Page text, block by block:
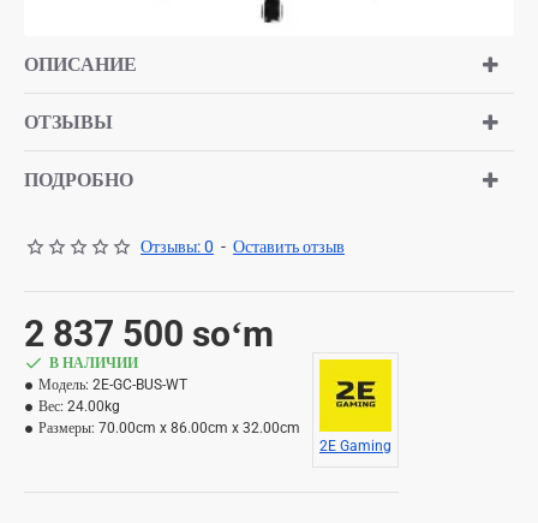
ОПИСАНИЕ
ОТЗЫВЫ
ПОДРОБНО
Отзывы: 0 - Оставить отзыв
2 837 500 soʻm
В НАЛИЧИИ
Модель: 2E-GC-BUS-WT
Вес: 24.00kg
Размеры: 70.00cm x 86.00cm x 32.00cm
2E Gaming